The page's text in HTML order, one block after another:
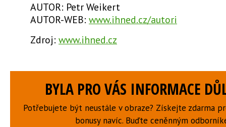
AUTOR: Petr Weikert
AUTOR-WEB: www.ihned.cz/autori
Zdroj: www.ihned.cz
BYLA PRO VÁS INFORMACE
Potřebujete být neustále v obraze? Získejte zdarma
bonusy navíc. Buďte ceněnným